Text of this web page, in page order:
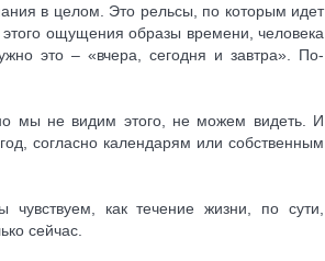
в целом. Это рельсы, по которым идет
ощущения образы времени, человека
это – «вчера, сегодня и завтра». По-
мы не видим этого, не можем видеть. И
согласно календарям или собственным
чувствуем, как течение жизни, по сути,
сейчас.